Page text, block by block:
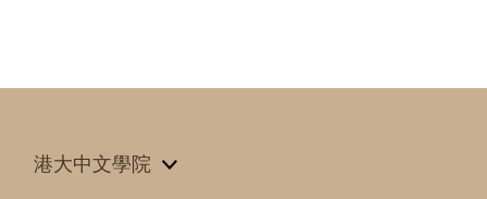
港大中文學院